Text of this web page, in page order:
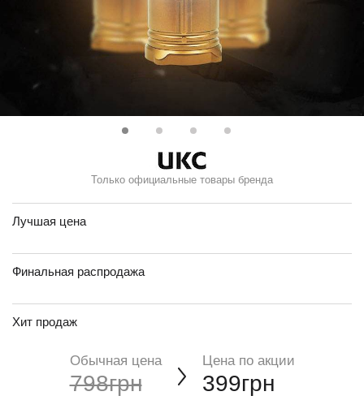
Только официальные товары бренда
Лучшая цена
Финальная распродажа
Хит продаж
Обычная цена
798грн
Цена по акции
399грн